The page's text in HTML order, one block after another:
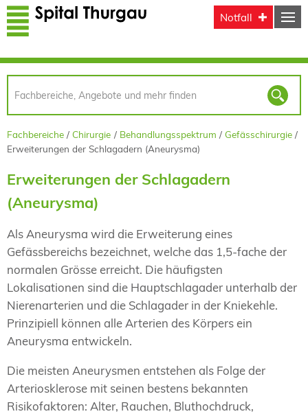
Direkt zum Inhalt
Notfall
Fachbereiche Chirurgie Behandlungsspektrum
Gefässchirurgie
Erweiterungen der Schlagadern (Aneurysma)
Erweiterungen der Schlagadern
(Aneurysma)
Als Aneurysma wird die Erweiterung eines
Gefässbereichs bezeichnet, welche das 1,5-fache der
normalen Grösse erreicht. Die häufigsten
Lokalisationen sind die Hauptschlagader unterhalb der
Nierenarterien und die Schlagader in der Kniekehle.
Prinzipiell können alle Arterien des Körpers ein
Aneurysma entwickeln.
Die meisten Aneurysmen entstehen als Folge der
Arteriosklerose mit seinen bestens bekannten
Risikofaktoren: Alter, Rauchen, Bluthochdruck,